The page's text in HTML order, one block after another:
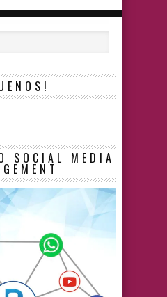
SOCIAL MEDIA